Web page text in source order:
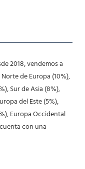
de Europa (10%),
Sur de Asia (8%),
del Este (5%),
Europa Occidental
con una